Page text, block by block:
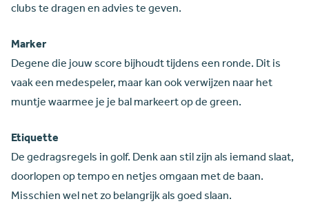
clubs te dragen en advies te geven.
Marker
Degene die jouw score bijhoudt tijdens een ronde. Dit is
vaak een medespeler, maar kan ook verwijzen naar het
muntje waarmee je je bal markeert op de green.
Etiquette
De gedragsregels in golf. Denk aan stil zijn als iemand slaat,
doorlopen op tempo en netjes omgaan met de baan.
Misschien wel net zo belangrijk als goed slaan.